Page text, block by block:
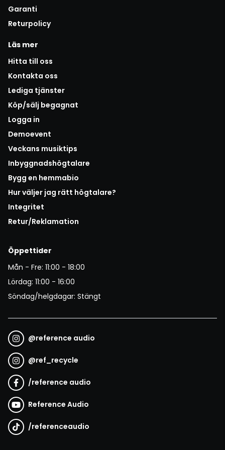
Garanti
Returpolicy
Läs mer
Hitta till oss
Kontakta oss
Lediga tjänster
Köp/sälj begagnat
Logga in
Demoevent
Veckans musiktips
Inbyggnadshögtalare
Bygg en hemmabio
Hur väljer jag rätt högtalare?
Integritet
Retur/Reklamation
Öppettider
Mån - Fre: 11:00 - 18:00
Lördag: 11:00 - 16:00
Söndag/helgdagar: Stängt
@reference audio
@ref_recycle
/reference audio
Reference Audio
/referenceaudio